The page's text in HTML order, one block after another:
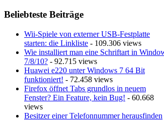
Beliebteste Beiträge
Wii-Spiele von externer USB-Festplatte
starten: die Linkliste - 109.306 views
Wie installiert man eine Schriftart in
7/8/10? - 92.715 views
Huawei e220 unter Windows 7 64 Bit
funktioniert! - 72.458 views
Firefox öffnet Tabs grundlos in neuem
Fenster? Ein Feature, kein Bug! - 60.668
views
Besitzer einer Telefonnummer herausfinden